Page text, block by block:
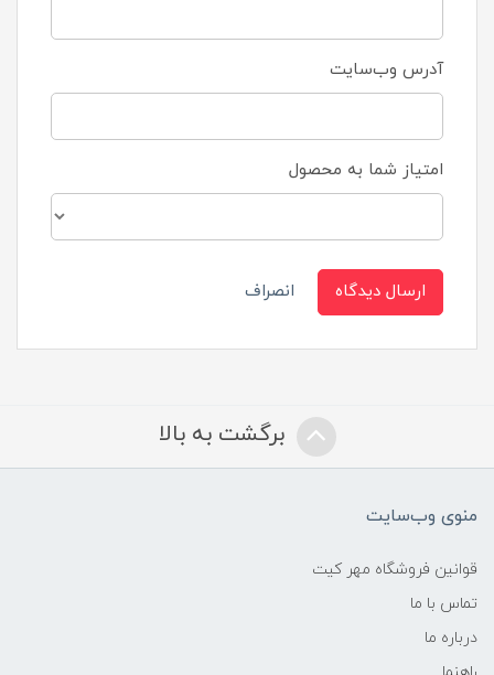
آدرس وب‌سایت
امتیاز شما به محصول
ارسال دیدگاه انصراف
برگشت به بالا
منوی وب‌سایت
قوانین فروشگاه مهر کیت
تماس با ما
درباره ما